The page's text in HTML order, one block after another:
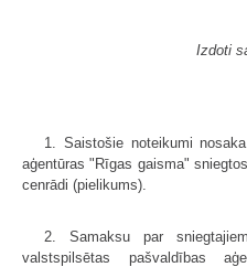
Izdoti
1. Saistošie noteikumi
aģentūras "Rīgas gaisma"
cenrādi (pielikums).
2. Samaksu par
valstspilsētas pašvaldības